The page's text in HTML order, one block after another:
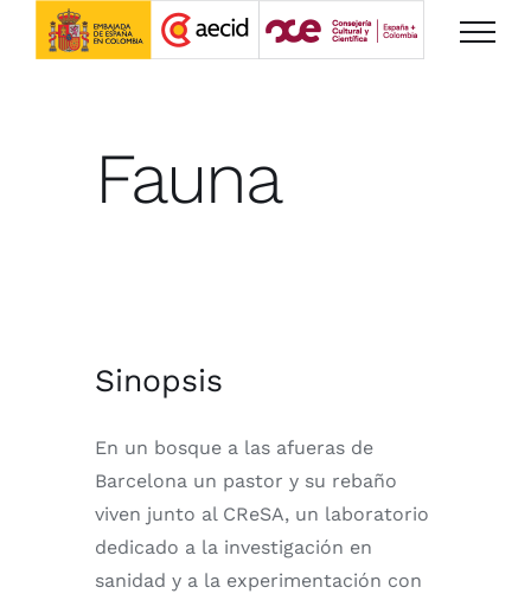
Saltar
Fauna
Sinopsis
En un bosque a las afueras de
Barcelona un pastor y su rebaño
viven junto al CReSA, un laboratorio
dedicado a la investigación en
sanidad y a la experimentación con